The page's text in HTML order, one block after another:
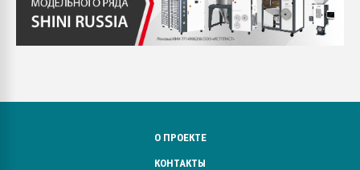
О ПРОЕКТЕ
КОНТАКТЫ